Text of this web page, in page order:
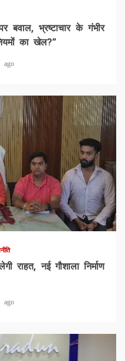
भ्रष्टाचार के गंभीर
का खेल?”
ago
नई गौशाला निर्माण
ago